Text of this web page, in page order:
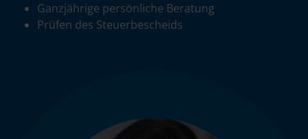
Ganzjährige persönliche Beratung
Prüfen des Steuerbescheids